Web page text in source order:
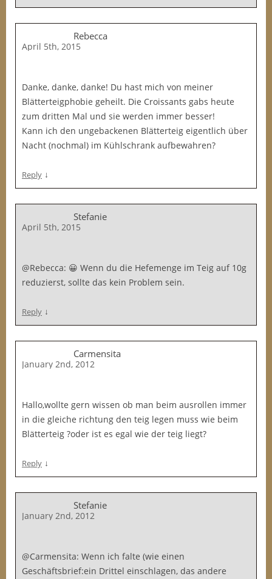
Rebecca
April 5th, 2015
Danke, danke, danke! Du hast mich von meiner
Blätterteigphobie geheilt. Die Croissants gabs heute
zum dritten Mal und sie werden immer besser!
Kann ich den ungebackenen Blätterteig eigentlich über
Nacht (nochmal) im Kühlschrank aufbewahren?
Reply ↓
Stefanie
April 5th, 2015
@Rebecca: 😀 Wenn du die Hefemenge im Teig auf 10g
reduzierst, sollte das kein Problem sein.
Reply ↓
Carmensita
January 2nd, 2012
Hallo,wollte gern wissen ob man beim ausrollen immer
in die gleiche richtung den teig legen muss wie beim
Blätterteig ?oder ist es egal wie der teig liegt?
Reply ↓
Stefanie
January 2nd, 2012
@Carmensita: Wenn ich falte (wie einen
Geschäftsbrief:ein Drittel einschlagen, das andere